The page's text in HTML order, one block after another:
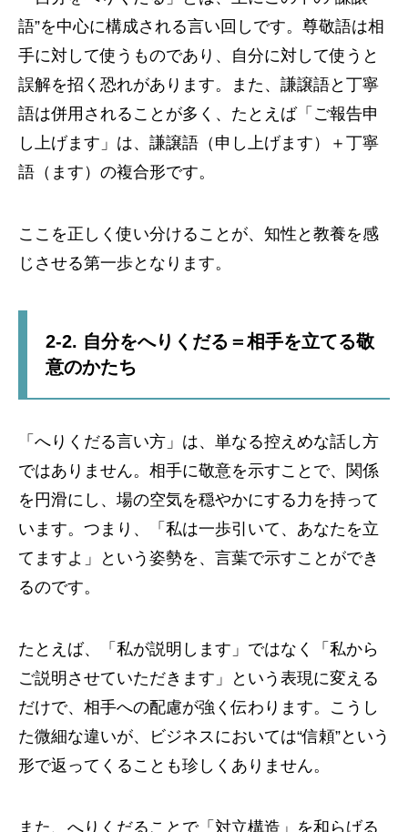
語”を中心に構成される言い回しです。尊敬語は相
手に対して使うものであり、自分に対して使うと
誤解を招く恐れがあります。また、謙譲語と丁寧
語は併用されることが多く、たとえば「ご報告申
し上げます」は、謙譲語（申し上げます）＋丁寧
語（ます）の複合形です。
ここを正しく使い分けることが、知性と教養を感
じさせる第一歩となります。
2-2. 自分をへりくだる＝相手を立てる敬
意のかたち
「へりくだる言い方」は、単なる控えめな話し方
ではありません。相手に敬意を示すことで、関係
を円滑にし、場の空気を穏やかにする力を持って
います。つまり、「私は一歩引いて、あなたを立
てますよ」という姿勢を、言葉で示すことができ
るのです。
たとえば、「私が説明します」ではなく「私から
ご説明させていただきます」という表現に変える
だけで、相手への配慮が強く伝わります。こうし
た微細な違いが、ビジネスにおいては“信頼”という
形で返ってくることも珍しくありません。
また、へりくだることで「対立構造」を和らげる